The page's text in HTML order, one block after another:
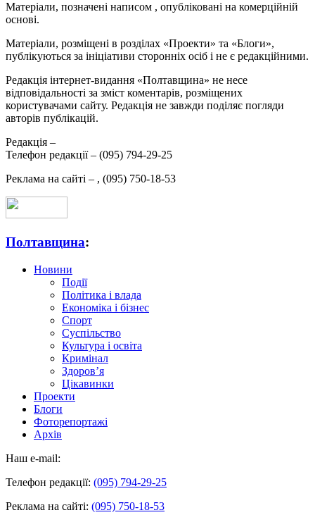
Матеріали, позначені написом , опубліковані на комерційній
основі.
Матеріали, розміщені в розділах «Проекти» та «Блоги»,
публікуються за ініціативи сторонніх осіб і не є редакційними.
Редакція інтернет-видання «Полтавщина» не несе
відповідальності за зміст коментарів, розміщених
користувачами сайту. Редакція не завжди поділяє погляди
авторів публікацій.
Редакція –
Телефон редакції – (095) 794-29-25
Реклама на сайті – , (095) 750-18-53
Полтавщина:
Новини
Події
Політика і влада
Економіка і бізнес
Спорт
Суспільство
Культура і освіта
Кримінал
Здоров’я
Цікавинки
Проекти
Блоги
Фоторепортажі
Архів
Наш e-mail:
Телефон редакції: (095) 794-29-25
Реклама на сайті: (095) 750-18-53